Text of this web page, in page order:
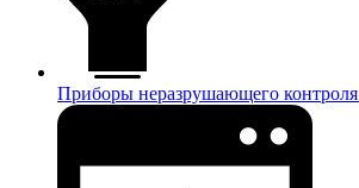
Приборы неразрушающего контроля